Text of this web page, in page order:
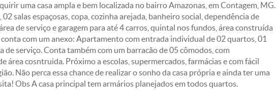
uma casa ampla e bem localizada no bairro Amazonas, em Contagem, MG.
salas espaçosas, copa, cozinha arejada, banheiro social, dependência de
de serviço e garagem para até 4 carros, quintal nos fundos, área construída
com um anexo: Apartamento com entrada individual de 02 quartos, 01
de serviço. Conta também com um barracão de 05 cômodos, com
área cosntruida. Próximo a escolas, supermercados, farmácias e com fácil
Não perca essa chance de realizar o sonho da casa própria e ainda ter uma
Obs A casa principal tem armários planejados em todos quartos.